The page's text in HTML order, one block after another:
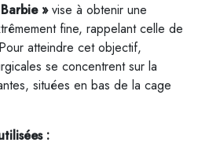
»vise à obtenir une
fine, rappelant celle de
atteindre cet objectif,
se concentrent sur la
situées en bas de la cage
: